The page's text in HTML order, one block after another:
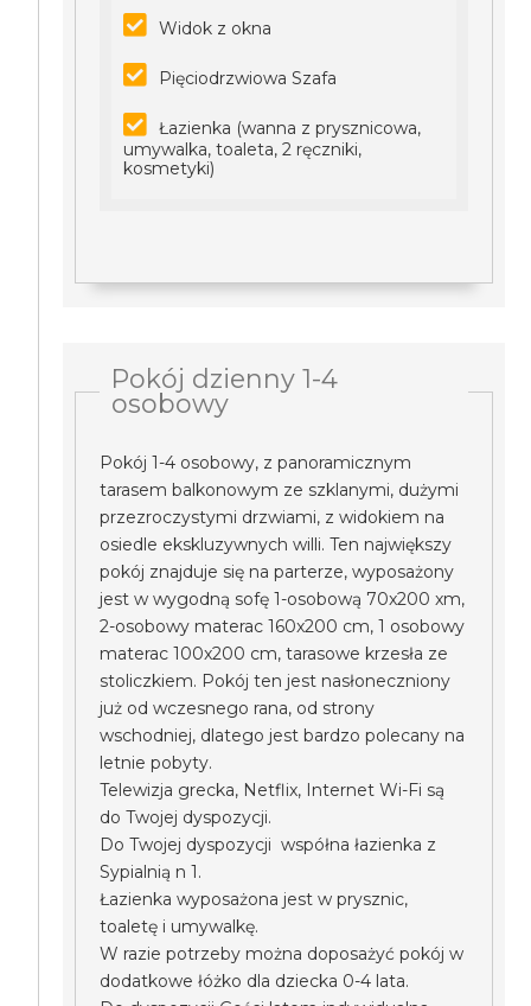
Widok z okna
Pięciodrzwiowa Szafa
Łazienka (wanna z prysznicowa,
umywalka, toaleta, 2 ręczniki,
kosmetyki)
Pokój dzienny 1-4
osobowy
Pokój 1-4 osobowy, z panoramicznym
tarasem balkonowym ze szklanymi, dużymi
przezroczystymi drzwiami, z widokiem na
osiedle ekskluzywnych willi. Ten największy
pokój znajduje się na parterze, wyposażony
jest w wygodną sofę 1-osobową 70x200 xm,
2-osobowy materac 160x200 cm, 1 osobowy
materac 100x200 cm, tarasowe krzesła ze
stoliczkiem. Pokój ten jest nasłoneczniony
już od wczesnego rana, od strony
wschodniej, dlatego jest bardzo polecany na
letnie pobyty.
Telewizja grecka, Netflix, Internet Wi-Fi są
do Twojej dyspozycji.
Do Twojej dyspozycji współna łazienka z
Sypialnią n 1.
Łazienka wyposażona jest w prysznic,
toaletę i umywalkę.
W razie potrzeby można doposażyć pokój w
dodatkowe łóżko dla dziecka 0-4 lata.